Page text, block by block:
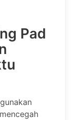
Pad